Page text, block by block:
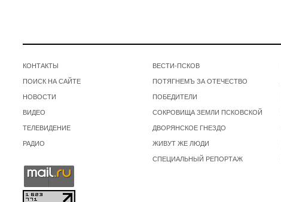
КОНТАКТЫ
ПОИСК НА САЙТЕ
НОВОСТИ
ВИДЕО
ТЕЛЕВИДЕНИЕ
РАДИО
ВЕСТИ-ПСКОВ
ПОТЯГНЕМЪ ЗА ОТЕЧЕСТВО
ПОБЕДИТЕЛИ
СОКРОВИЩА ЗЕМЛИ ПСКОВСКОЙ
ДВОРЯНСКОЕ ГНЕЗДО
ЖИВУТ ЖЕ ЛЮДИ
СПЕЦИАЛЬНЫЙ РЕПОРТАЖ